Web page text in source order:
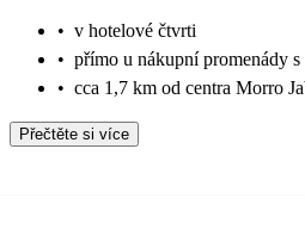
• v hotelové čtvrti
• přímo u nákupní promenády
• cca 1,7 km od centra Morro
Přečtěte si více